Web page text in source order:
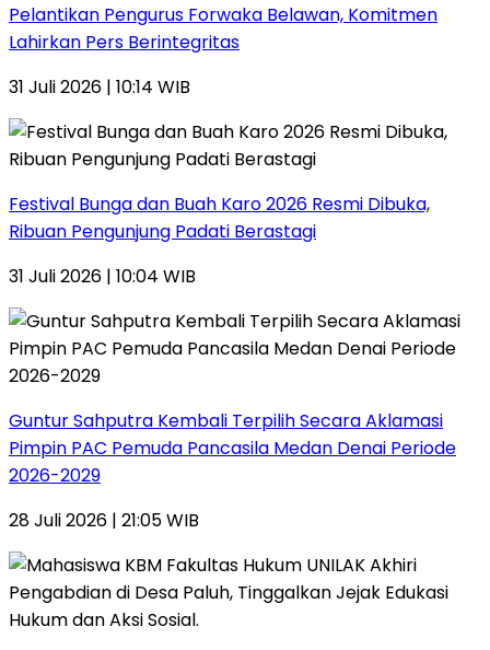
Pelantikan Pengurus Forwaka Belawan, Komitmen
Lahirkan Pers Berintegritas
31 Juli 2026 | 10:14 WIB
Festival Bunga dan Buah Karo 2026 Resmi Dibuka,
Ribuan Pengunjung Padati Berastagi
31 Juli 2026 | 10:04 WIB
Guntur Sahputra Kembali Terpilih Secara Aklamasi
Pimpin PAC Pemuda Pancasila Medan Denai Periode
2026-2029
28 Juli 2026 | 21:05 WIB